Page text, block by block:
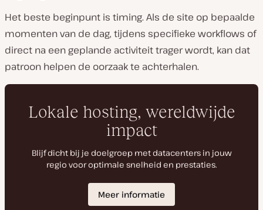
Het beste beginpunt is timing. Als de site op bepaalde
momenten van de dag, tijdens specifieke workflows of
direct na een geplande activiteit trager wordt, kan dat
patroon helpen de oorzaak te achterhalen.